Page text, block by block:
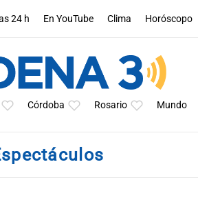
24 h En YouTube Clima Horóscopo
Córdoba Rosario Mundo